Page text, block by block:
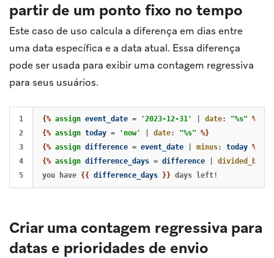
partir de um ponto fixo no tempo
Este caso de uso calcula a diferença em dias entre
uma data específica e a data atual. Essa diferença
pode ser usada para exibir uma contagem regressiva
para seus usuários.
1
2
3
4
{% assign event_date = '2023-12-31' date: "%s" %}
{% assign today = 'now' date: "%s" %}
{% assign difference = event_date minus: today %}
{% assign difference_days = difference divided_by
you have {{ difference_days }}
Criar uma contagem regressiva para
datas e prioridades de envio